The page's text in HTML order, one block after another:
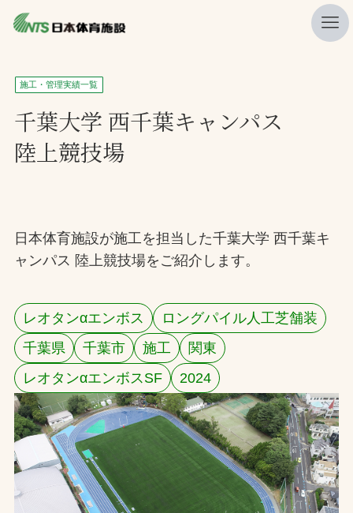
私たちの強み
ニュース
プレスリリース
施工・管理実績一覧
会社概要
採用情報
お問合せ
お取引先の皆様へ
プライバシーポリシー
ソーシャルメディアポリシー
施工・管理実績一覧
千葉大学 西千葉キャンパス
陸上競技場
日本体育施設が施工を担当した千葉大学 西千葉キ
ャンパス 陸上競技場をご紹介します。
レオタンαエンボス
ロングパイル人工芝舗装
千葉県
千葉市 施工
関東
レオタンαエンボスSF
2024